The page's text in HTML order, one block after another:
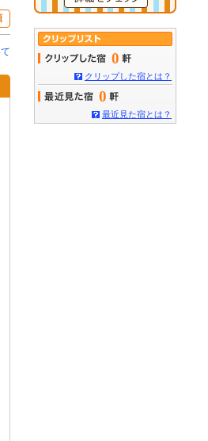
0
クリップした宿とは？
0
最近見た宿とは？